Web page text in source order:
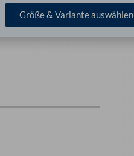
Größe & Variante auswählen